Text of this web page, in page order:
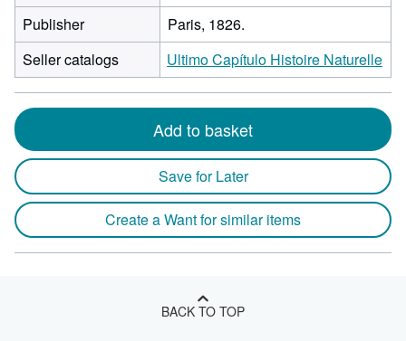
Publisher
Paris, 1826.
Seller catalogs
Ultimo Capítulo Histoire Naturelle
Add to basket
Save for Later
Create a Want for similar items
BACK TO TOP